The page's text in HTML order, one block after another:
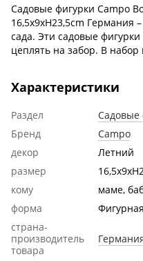
Садовые фигурки Campo
16,5x9xH23,5cm Германия
сада. Эти садовые
цеплять на забор. В набор
Характеристики
Раздел
Садовые
Бренд
Campo
декор
Летний
размер
кому
маме,
форма
Фигурная
страна-
производитель
товара